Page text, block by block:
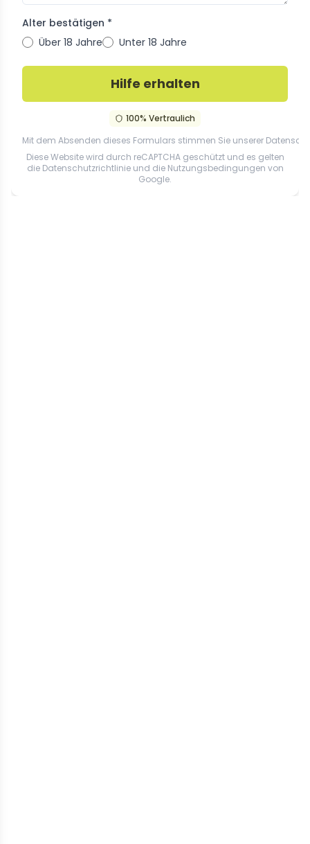
Alter bestätigen *
Über 18 Jahre
Unter 18 Jahre
Hilfe erhalten
100% Vertraulich
Mit dem Absenden dieses Formulars stimmen Sie unserer
Diese Website wird durch reCAPTCHA geschützt und es gelten
die Datenschutzrichtlinie und die Nutzungsbedingungen von
Google.